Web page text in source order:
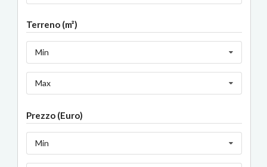
Terreno (m²)
Min
Max
Prezzo (Euro)
Min